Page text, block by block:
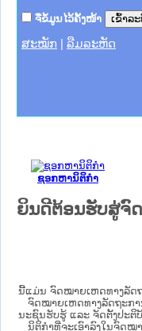
ຈື່ຂໍ້ມູນໄວ້ຄັ້ງໜ້າ
ສະໝັກ ລືມລະຫັດ
ຊອກຫານິຕິກໍາ
ຍິນດີຕ້ອນຮັບສູ່ຈົ
ນີ້ແມ່ນ ຈົດໝາຍເຫດທາງລັດ
ຈົດໝາຍເຫດທາງລັດຖະກາ
ນະ​ຊົນ​ຮັບ​ຮູ້ ແລະ ຈັດ​ຕັ້ງ​ປະ​ຕິ​
ນິ​ຕິ​ກຳ​ທີ່​ຈະ​ເອົາ​ລົງ​ໃນ​ຈົດ​ໝ